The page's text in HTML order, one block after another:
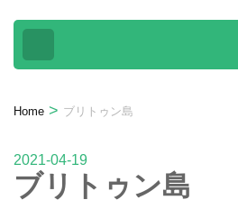
Home > ブリトゥン島
2021-04-19
ブリトゥン島